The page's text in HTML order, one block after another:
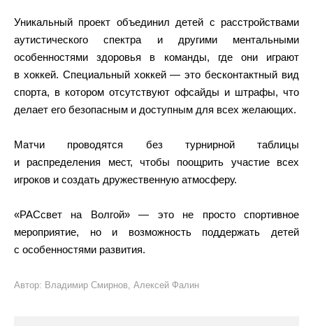
Уникальный проект объединил детей с расстройствами
аутистического спектра и другими ментальными
особенностями здоровья в команды, где они играют
в хоккей. Специальный хоккей — это бесконтактный вид
спорта, в котором отсутствуют офсайды и штрафы, что
делает его безопасным и доступным для всех желающих.
Матчи проводятся без турнирной таблицы
и распределения мест, чтобы поощрить участие всех
игроков и создать дружественную атмосферу.
«РАСсвет на Волгой» — это не просто спортивное
мероприятие, но и возможность поддержать детей
с особенностями развития.
Автор: Владимир Смирнов, Алексей Фалин